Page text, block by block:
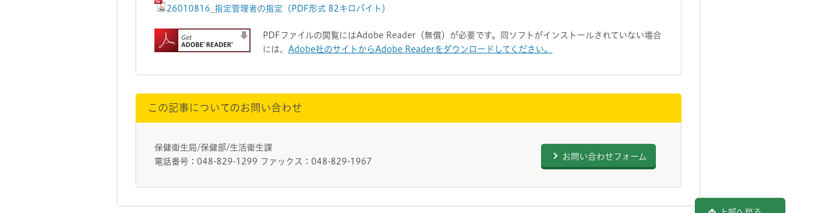
26010816_指定管理者の指定（PDF形式 82キロバイト）
PDFファイルの閲覧にはAdobe Reader（無償）が必要です。同ソフトがインストールされていない場合
には、 Adobe社のサイトからAdobe Readerをダウンロードしてください。
この記事についてのお問い合わせ
保健衛生局/保健部/生活衛生課
電話番号：048-829-1299 ファックス：048-829-1967
お問い合わせフォーム